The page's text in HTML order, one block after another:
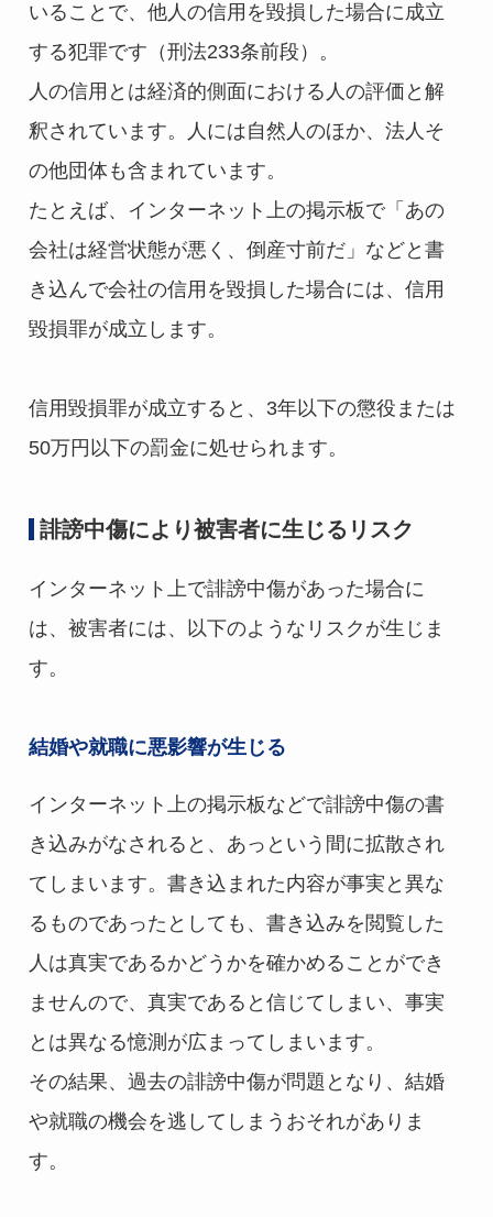
いることで、他人の信用を毀損した場合に成立
する犯罪です（刑法233条前段）。
人の信用とは経済的側面における人の評価と解
釈されています。人には自然人のほか、法人そ
の他団体も含まれています。
たとえば、インターネット上の掲示板で「あの
会社は経営状態が悪く、倒産寸前だ」などと書
き込んで会社の信用を毀損した場合には、信用
毀損罪が成立します。
信用毀損罪が成立すると、3年以下の懲役または
50万円以下の罰金に処せられます。
誹謗中傷により被害者に生じるリスク
インターネット上で誹謗中傷があった場合に
は、被害者には、以下のようなリスクが生じま
す。
結婚や就職に悪影響が生じる
インターネット上の掲示板などで誹謗中傷の書
き込みがなされると、あっという間に拡散され
てしまいます。書き込まれた内容が事実と異な
るものであったとしても、書き込みを閲覧した
人は真実であるかどうかを確かめることができ
ませんので、真実であると信じてしまい、事実
とは異なる憶測が広まってしまいます。
その結果、過去の誹謗中傷が問題となり、結婚
や就職の機会を逃してしまうおそれがありま
す。